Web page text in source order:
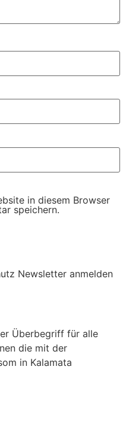
in diesem Browser
speichern.
Newsletter anmelden
Überbegriff für alle
die mit der
in Kalamata